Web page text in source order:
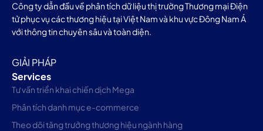
Công ty dẫn đầu về phân tích dữ liệu thị trường Thương mại Điện
tử phục vụ các thương hiệu tại Việt Nam và khu vực Đông Nam Á
với thông tin chuyên sâu và toàn diện.
GIẢI PHÁP
Services
Tư vấn triển khai chiến dịch Mega
Phân tích danh mục e-commerce
Theo dõi tăng trưởng thương hiệu ngành hàng